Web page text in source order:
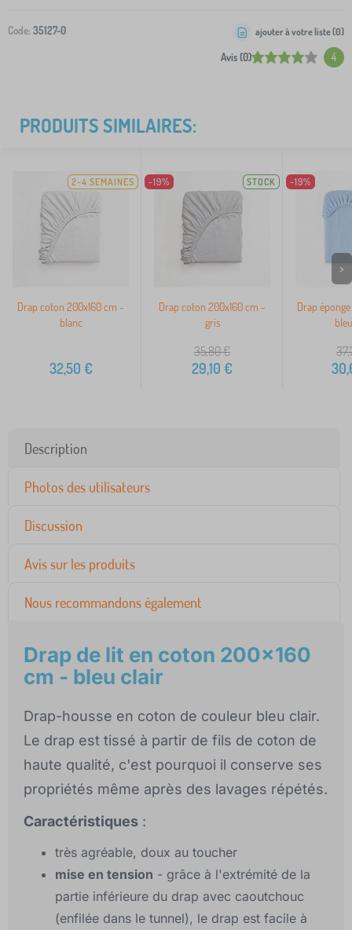
Code: 35127-0
Avis (0) 4
ajouter à votre liste (0)
PRODUITS SIMILAIRES:
2-4 SEMAINES
Drap coton 200x160 cm -
blanc
32,50 €
-19% STOCK
Drap coton 200x160 cm -
gris
35,80€
29,10 €
-19%
Drap
>
Description
Photos des utilisateurs
Discussion
Avis sur les produits
Nous recommandons également
Drap de lit en coton 200x160
cm - bleu clair
Drap-housse en coton de couleur bleu clair.
Le drap est tissé à partir de fils de coton de
haute qualité, c'est pourquoi il conserve ses
propriétés même après des lavages répétés.
Caractéristiques :
très agréable, doux au toucher
mise en tension - grâce à l'extrémité de la
partie inférieure du drap avec caoutchouc
(enfilée dans le tunnel), le drap est facile à